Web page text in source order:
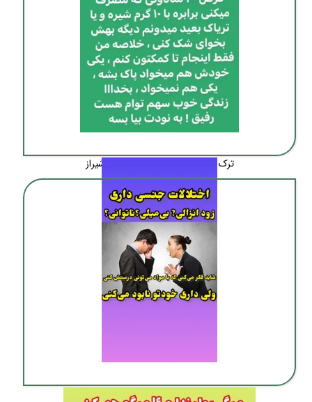
ترک اعتیاد بدون درد و خماری در شیراز
ترک اعتیاد بدون درد و خماری در شیراز